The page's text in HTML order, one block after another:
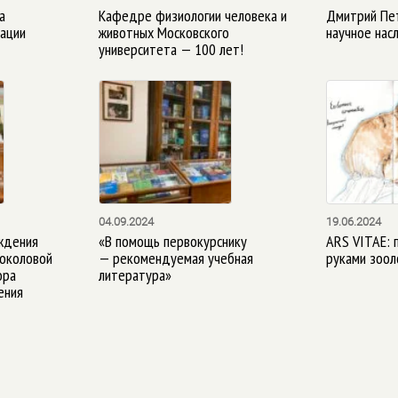
Кафедре физиологии человека и
животных Московского
университета — 100 лет!
Дмитрий
научное
04.09.2024
«В помощь первокурснику
— рекомендуемая учебная
литература»
19.06.2024
ARS
руками